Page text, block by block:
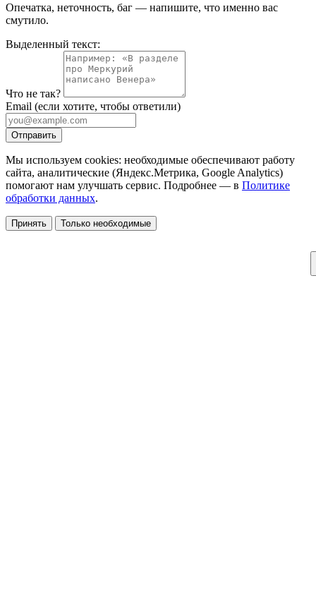
Опечатка, неточность, баг — напишите, что именно вас
смутило.
Выделенный текст:
Что не так?
Email (если хотите, чтобы ответили)
Отправить
Мы используем cookies: необходимые обеспечивают работу
сайта, аналитические (Яндекс.Метрика, Google Analytics)
помогают нам улучшать сервис. Подробнее — в Политике
обработки данных.
Принять Только необходимые